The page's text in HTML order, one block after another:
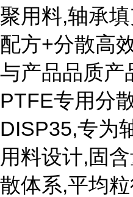
聚用料,轴承
配方+分散高
与产品品质产
PTFE专用分
DISP35,专为
用料设计,固
散体系,平均